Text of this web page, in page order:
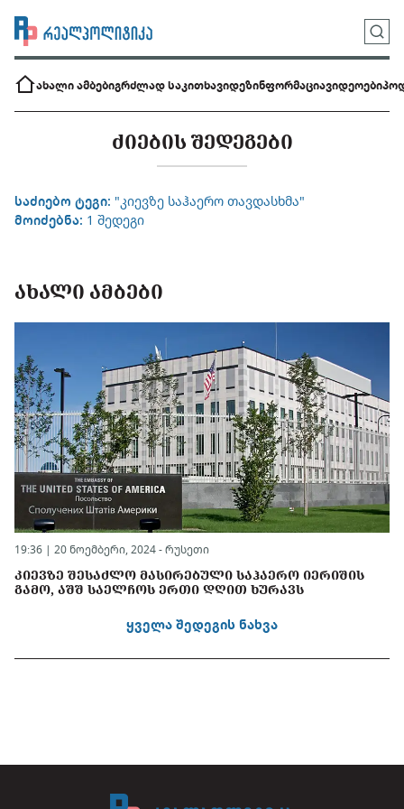
ახალი ამბებიგრძლად საკითხავიდეზინფორმაციავიდეოები
ᲫᲘᲔᲑᲘᲡ ᲨᲔᲓᲔᲒᲔᲑᲘ
საძიებო ტეგი: "კიევზე საჰაერო თავდასხმა"
მოიძებნა: 1 შედეგი
ᲐᲮᲐᲚᲘ ᲐᲛᲑᲔᲑᲘ
19:36 | 20 ნოემბერი, 2024 - რუსეთი
ᲙᲘᲔᲕᲖᲔ ᲨᲔᲡᲐᲫᲚᲝ ᲛᲐᲡᲘᲠᲔᲑᲣᲚᲘ ᲡᲐᲰᲐᲔᲠᲝ ᲘᲔᲠᲘᲨᲘᲡ
ᲒᲐᲛᲝ, ᲐᲨᲨ ᲡᲐᲔᲚᲩᲝᲡ ᲔᲠᲗᲘ ᲓᲦᲘᲗ ᲮᲣᲠᲐᲕᲡ
ყველა შედეგის ნახვა